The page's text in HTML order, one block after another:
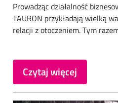
Prowadząc działalność
TAURON przykładają wielką
relacji z otoczeniem. Tym
Czytaj więcej